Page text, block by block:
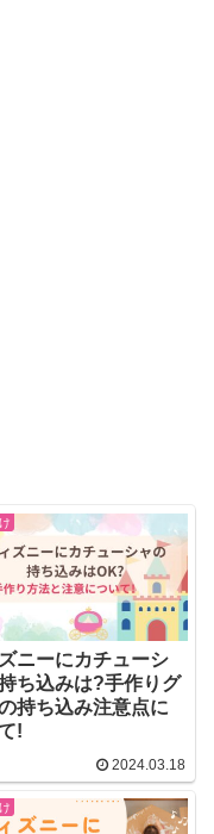
ニーにカチューシ
ち込みは?手作りグ
持ち込み注意点に
!
2024.03.18